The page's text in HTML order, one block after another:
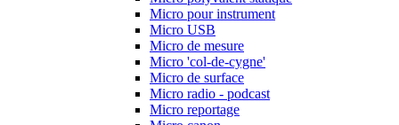
Micro pour instrument
Micro USB
Micro de mesure
Micro 'col-de-cygne'
Micro de surface
Micro radio - podcast
Micro reportage